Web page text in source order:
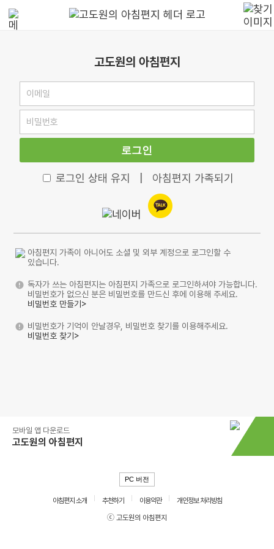
고도원의 아침편지
로그인
로그인 상태 유지 아침편지 가족되기
아침편지 가족이 아니어도 소셜 및 외부 계정으로 로그인할 수
있습니다.
독자가 쓰는 아침편지는 아침편지 가족으로 로그인하셔야 가능합니다.
비밀번호가 없으신 분은 비밀번호를 만드신 후에 이용해 주세요.
비밀번호 만들기>
비밀번호가 기억이 안날경우, 비밀번호 찾기를 이용해주세요.
비밀번호 찾기>
모바일 앱 다운로드
고도원의 아침편지
PC 버전
아침편지 소개 추천하기 이용약관
개인정보 처리방침
ⓒ 고도원의 아침편지